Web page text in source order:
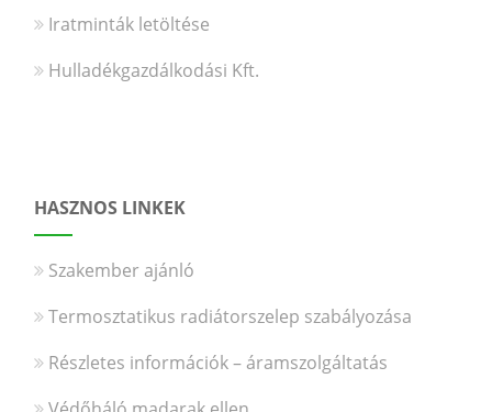
Iratminták letöltése
Hulladékgazdálkodási Kft.
HASZNOS LINKEK
Szakember ajánló
Termosztatikus radiátorszelep szabályozása
Részletes információk – áramszolgáltatás